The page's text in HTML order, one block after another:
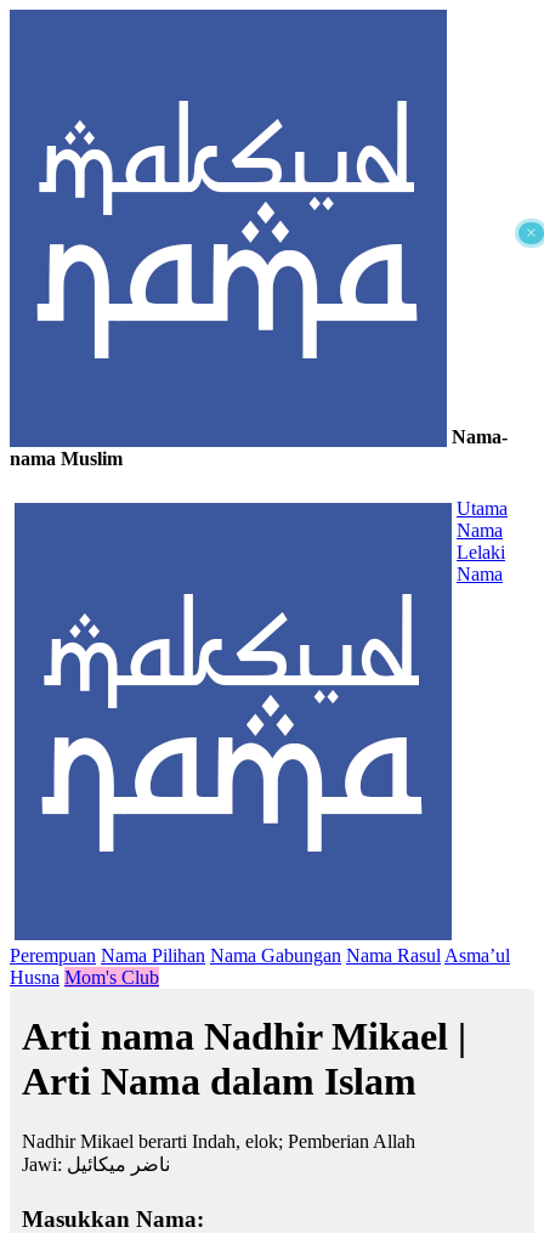
×
Nama-
nama Muslim
Utama
Nama
Lelaki
Nama
Perempuan Nama Pilihan Nama Gabungan Nama Rasul Asma’ul
Husna Mom's Club
Arti nama Nadhir Mikael |
Arti Nama dalam Islam
Nadhir Mikael berarti Indah, elok; Pemberian Allah
Jawi: ناضر ميكائيل
Masukkan Nama: